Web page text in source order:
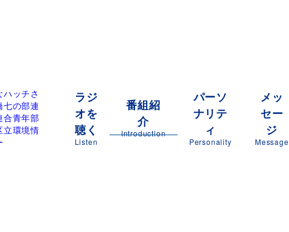
ッチさ
七の部連
青年部
立環境情
ラジ
オを
聴く
Listen
番組紹
介
Introduction
パーソ
ナリテ
ィ
Personality
メッ
セー
ジ
Message